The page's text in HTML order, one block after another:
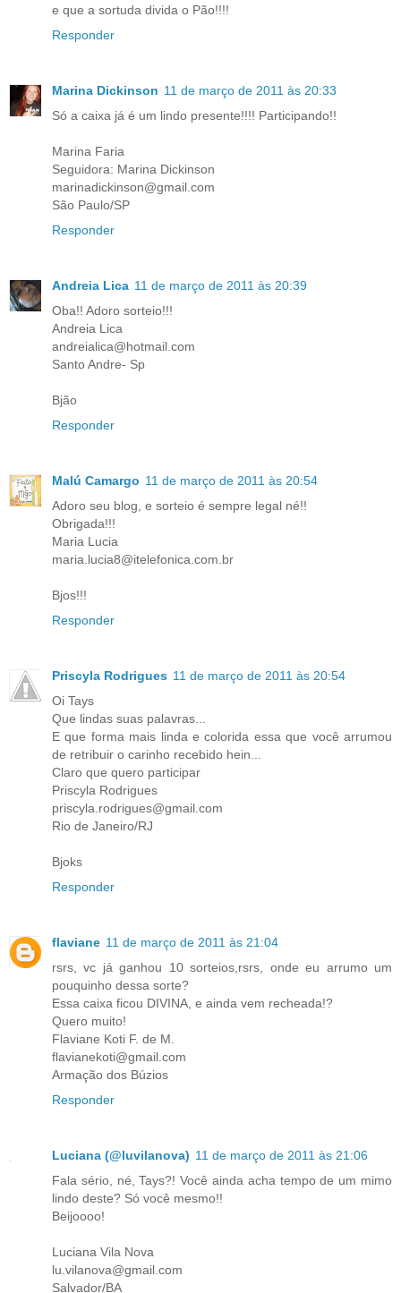
e que a sortuda divida o Pão!!!!
Responder
Marina Dickinson 11 de março de 2011 às 20:33
Só a caixa já é um lindo presente!!!! Participando!!
Marina Faria
Seguidora: Marina Dickinson
marinadickinson@gmail.com
São Paulo/SP
Responder
Andreia Lica 11 de março de 2011 às 20:39
Oba!! Adoro sorteio!!!
Andreia Lica
andreialica@hotmail.com
Santo Andre- Sp
Bjão
Responder
Malú Camargo 11 de março de 2011 às 20:54
Adoro seu blog, e sorteio é sempre legal né!!
Obrigada!!!
Maria Lucia
maria.lucia8@itelefonica.com.br
Bjos!!!
Responder
Priscyla Rodrigues 11 de março de 2011 às 20:54
Oi Tays
Que lindas suas palavras...
E que forma mais linda e colorida essa que você arrumou
de retribuir o carinho recebido hein...
Claro que quero participar
Priscyla Rodrigues
priscyla.rodrigues@gmail.com
Rio de Janeiro/RJ
Bjoks
Responder
flaviane 11 de março de 2011 às 21:04
rsrs, vc já ganhou 10 sorteios,rsrs, onde eu arrumo um
pouquinho dessa sorte?
Essa caixa ficou DIVINA, e ainda vem recheada!?
Quero muito!
Flaviane Koti F. de M.
flavianekoti@gmail.com
Armação dos Búzios
Responder
Luciana (@luvilanova) 11 de março de 2011 às 21:06
Fala sério, né, Tays?! Você ainda acha tempo de um mimo
lindo deste? Só você mesmo!!
Beijoooo!
Luciana Vila Nova
lu.vilanova@gmail.com
Salvador/BA